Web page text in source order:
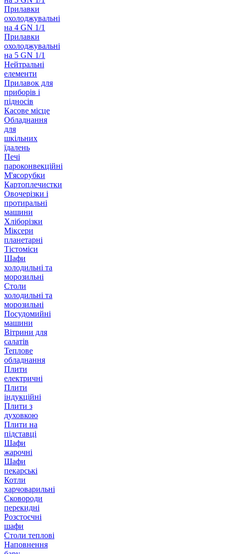
Прилавки
охолоджувальні
на 4 GN 1/1
Прилавки
охолоджувальні
на 5 GN 1/1
Нейтральні
елементи
Прилавок для
приборів і
підносів
Касове місце
Обладнання
для
шкільних
їдалень
Печі
пароконвекційні
М'ясорубки
Картоплечистки
Овочерізки і
протиральні
машини
Хліборізки
Міксери
планетарні
Тістоміси
Шафи
холодильні та
морозильні
Столи
холодильні та
морозильні
Посудомийні
машини
Вітрини для
салатів
Теплове
обладнання
Плити
електричні
Плити
індукційні
Плити з
духовкою
Плити на
підставці
Шафи
жарочні
Шафи
пекарські
Котли
харчоварильні
Сковороди
перекидні
Розстоєчні
шафи
Столи теплові
Наповнення